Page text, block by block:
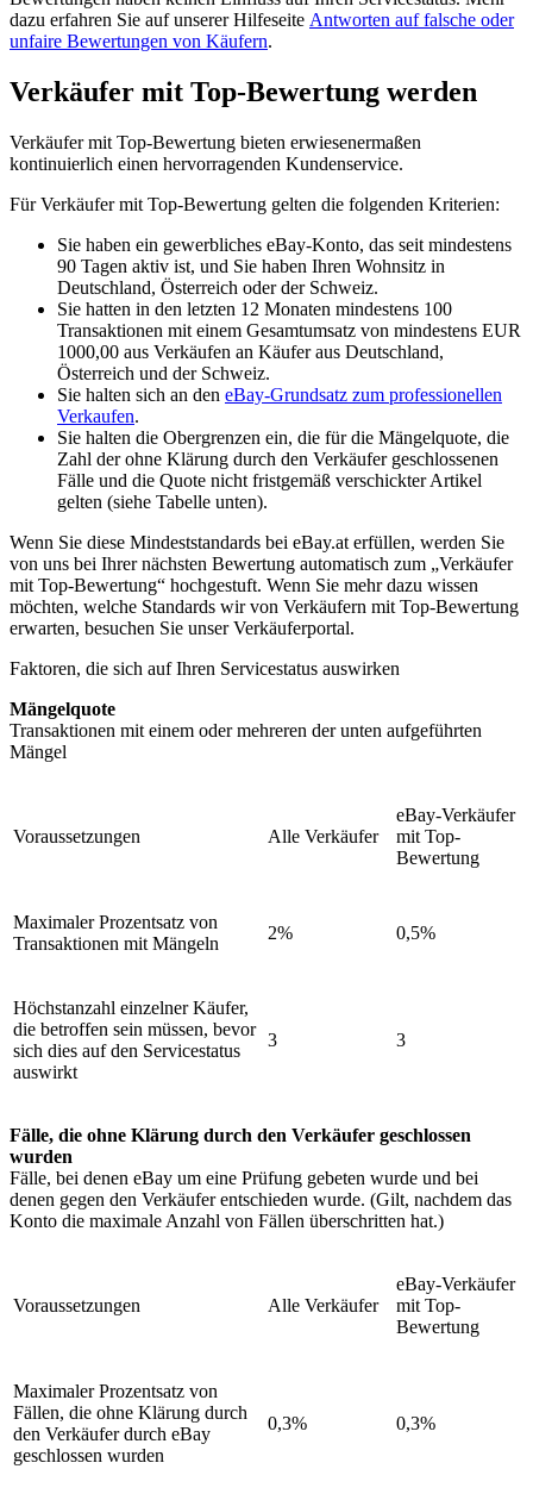
dazu erfahren Sie auf unserer Hilfeseite Antworten auf falsche oder
unfaire Bewertungen von Käufern.
Verkäufer mit Top-Bewertung werden
Verkäufer mit Top-Bewertung bieten erwiesenermaßen
kontinuierlich einen hervorragenden Kundenservice.
Für Verkäufer mit Top-Bewertung gelten die folgenden Kriterien:
Sie haben ein gewerbliches eBay-Konto, das seit mindestens
90 Tagen aktiv ist, und Sie haben Ihren Wohnsitz in
Deutschland, Österreich oder der Schweiz.
Sie hatten in den letzten 12 Monaten mindestens 100
Transaktionen mit einem Gesamtumsatz von mindestens EUR
1000,00 aus Verkäufen an Käufer aus Deutschland,
Österreich und der Schweiz.
Sie halten sich an den eBay-Grundsatz zum professionellen
Verkaufen.
Sie halten die Obergrenzen ein, die für die Mängelquote, die
Zahl der ohne Klärung durch den Verkäufer geschlossenen
Fälle und die Quote nicht fristgemäß verschickter Artikel
gelten (siehe Tabelle unten).
Wenn Sie diese Mindeststandards bei eBay.at erfüllen, werden Sie
von uns bei Ihrer nächsten Bewertung automatisch zum „Verkäufer
mit Top-Bewertung“ hochgestuft. Wenn Sie mehr dazu wissen
möchten, welche Standards wir von Verkäufern mit Top-Bewertung
erwarten, besuchen Sie unser Verkäuferportal.
Faktoren, die sich auf Ihren Servicestatus auswirken
Mängelquote
Transaktionen mit einem oder mehreren der unten aufgeführten
Mängel
Voraussetzungen Alle Verkäufer
eBay-Verkäufer
mit Top-
Bewertung
Maximaler Prozentsatz von
Transaktionen mit Mängeln
2% 0,5%
Höchstanzahl einzelner Käufer,
die betroffen sein müssen, bevor
sich dies auf den Servicestatus
auswirkt
3 3
Fälle, die ohne Klärung durch den Verkäufer geschlossen
wurden
Fälle, bei denen eBay um eine Prüfung gebeten wurde und bei
denen gegen den Verkäufer entschieden wurde. (Gilt, nachdem das
Konto die maximale Anzahl von Fällen überschritten hat.)
Voraussetzungen Alle Verkäufer
eBay-Verkäufer
mit Top-
Bewertung
Maximaler Prozentsatz von
Fällen, die ohne Klärung durch
den Verkäufer durch eBay
geschlossen wurden
0,3% 0,3%